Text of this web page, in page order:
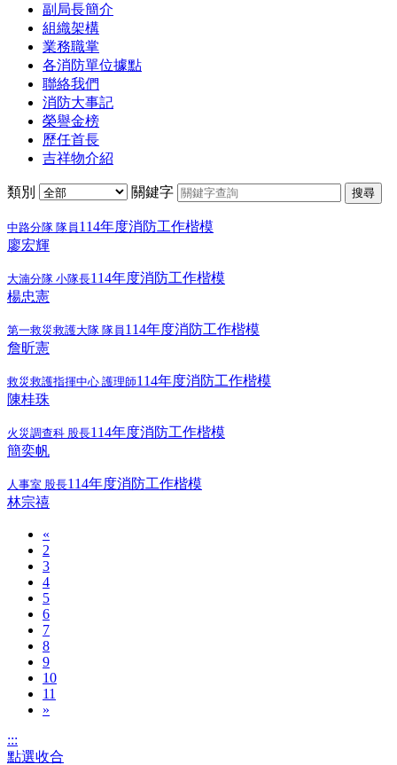
副局長簡介
組織架構
業務職掌
各消防單位據點
聯絡我們
消防大事記
榮譽金榜
歷任首長
吉祥物介紹
類別 關鍵字 搜尋
中路分隊 隊員 114年度消防工作楷模
廖宏輝
大湳分隊 小隊長114年度消防工作楷模
楊忠憲
第一救災救護大隊 隊員 114年度消防工作楷模
詹昕憲
救災救護指揮中心 護理師114年度消防工作楷模
陳桂珠
火災調查科 股長114年度消防工作楷模
簡奕帆
人事室 股長114年度消防工作楷模
林宗禧
«
2
3
4
5
6
7
8
9
10
11
»
:::
點選收合